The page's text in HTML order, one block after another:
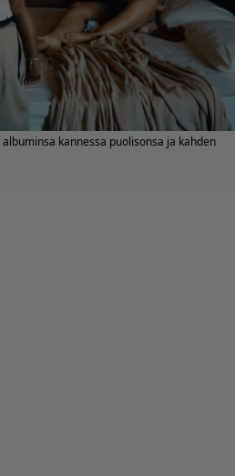
kannessa puolisonsa ja kahden